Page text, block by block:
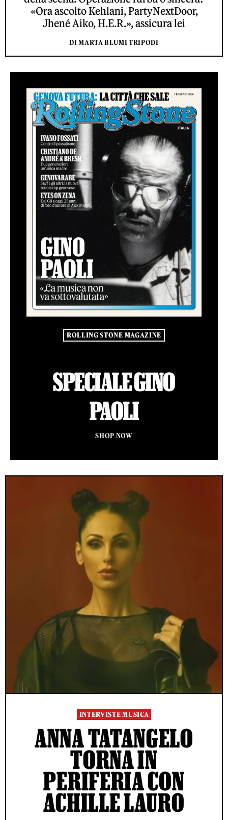
«Ora ascolto Kehlani, PartyNextDoor,
Jhené Aiko, H.E.R.», assicura lei
DI MARTA BLUMI TRIPODI
ROLLING STONE MAGAZINE
SPECIALE GINO
PAOLI
SHOP NOW
INTERVISTE MUSICA
ANNA TATANGELO
TORNA IN
PERIFERIA CON
ACHILLE LAURO